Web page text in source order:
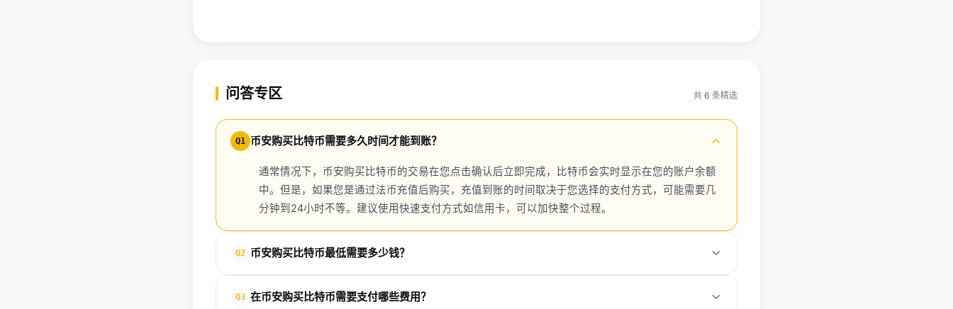
问答专区 共 6 条精选
Q1 币安购买比特币需要多久时间才能到账？
通常情况下，币安购买比特币的交易在您点击确认后立即完成，比特币会实时显示在您的账户余额
中。但是，如果您是通过法币充值后购买，充值到账的时间取决于您选择的支付方式，可能需要几
分钟到24小时不等。建议使用快速支付方式如信用卡，可以加快整个过程。
Q2 币安购买比特币最低需要多少钱？
（USDT）。这意味着您可以用较少的资金购买小额的比特币。建议新手从小额开始，熟悉交易流程后再逐步增
Q3 在币安购买比特币需要支付哪些费用？